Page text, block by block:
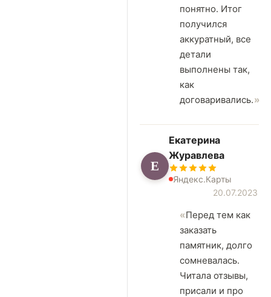
понятно. Итог
получился
аккуратный, все
детали
выполнены так,
как
договаривались.
Е
Екатерина
Журавлева
Яндекс.Карты
20.07.2023
Перед тем как
заказать
памятник, долго
сомневалась.
Читала отзывы,
присали и про